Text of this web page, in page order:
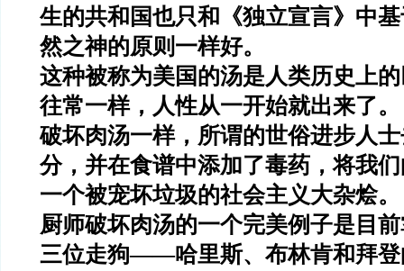
生的共和国也只和《独立宣言》中
然之神的原则一样好。
这种被称为美国的汤是人类历史上
往常一样，人性从一开始就出来了
破坏肉汤一样，所谓的世俗进步人
分，并在食谱中添加了毒药，将我
一个被宠坏垃圾的社会主义大杂烩。
厨师破坏肉汤的一个完美例子是目
三位走狗——哈里斯、布林肯和拜登